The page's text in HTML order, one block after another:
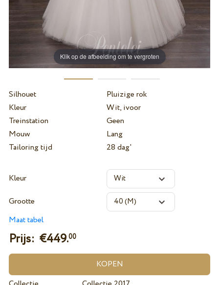
Klik op de afbeelding om te vergroten
Silhouet
Pluizige rok
Kleur
Wit, ivoor
Treinstation
Geen
Mouw
Lang
Tailoring tijd
28 dag'
Kleur
Grootte
Maat tabel
Prijs: €449.00